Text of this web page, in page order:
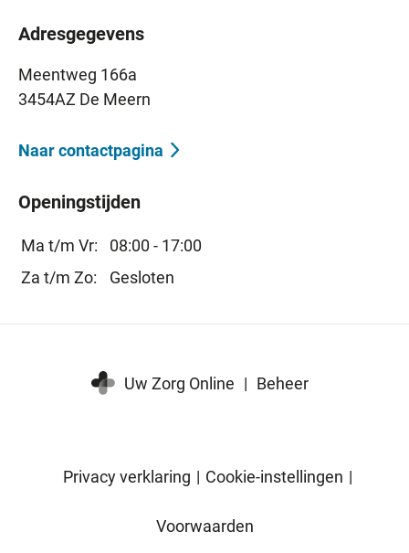
Adresgegevens
Meentweg 166a
3454AZ De Meern
Naar contactpagina
Openingstijden
Ma t/m Vr:
08:00 - 17:00
Za t/m Zo:
Gesloten
Uw Zorg Online | Beheer
Privacy verklaring | Cookie-instellingen |
Voorwaarden